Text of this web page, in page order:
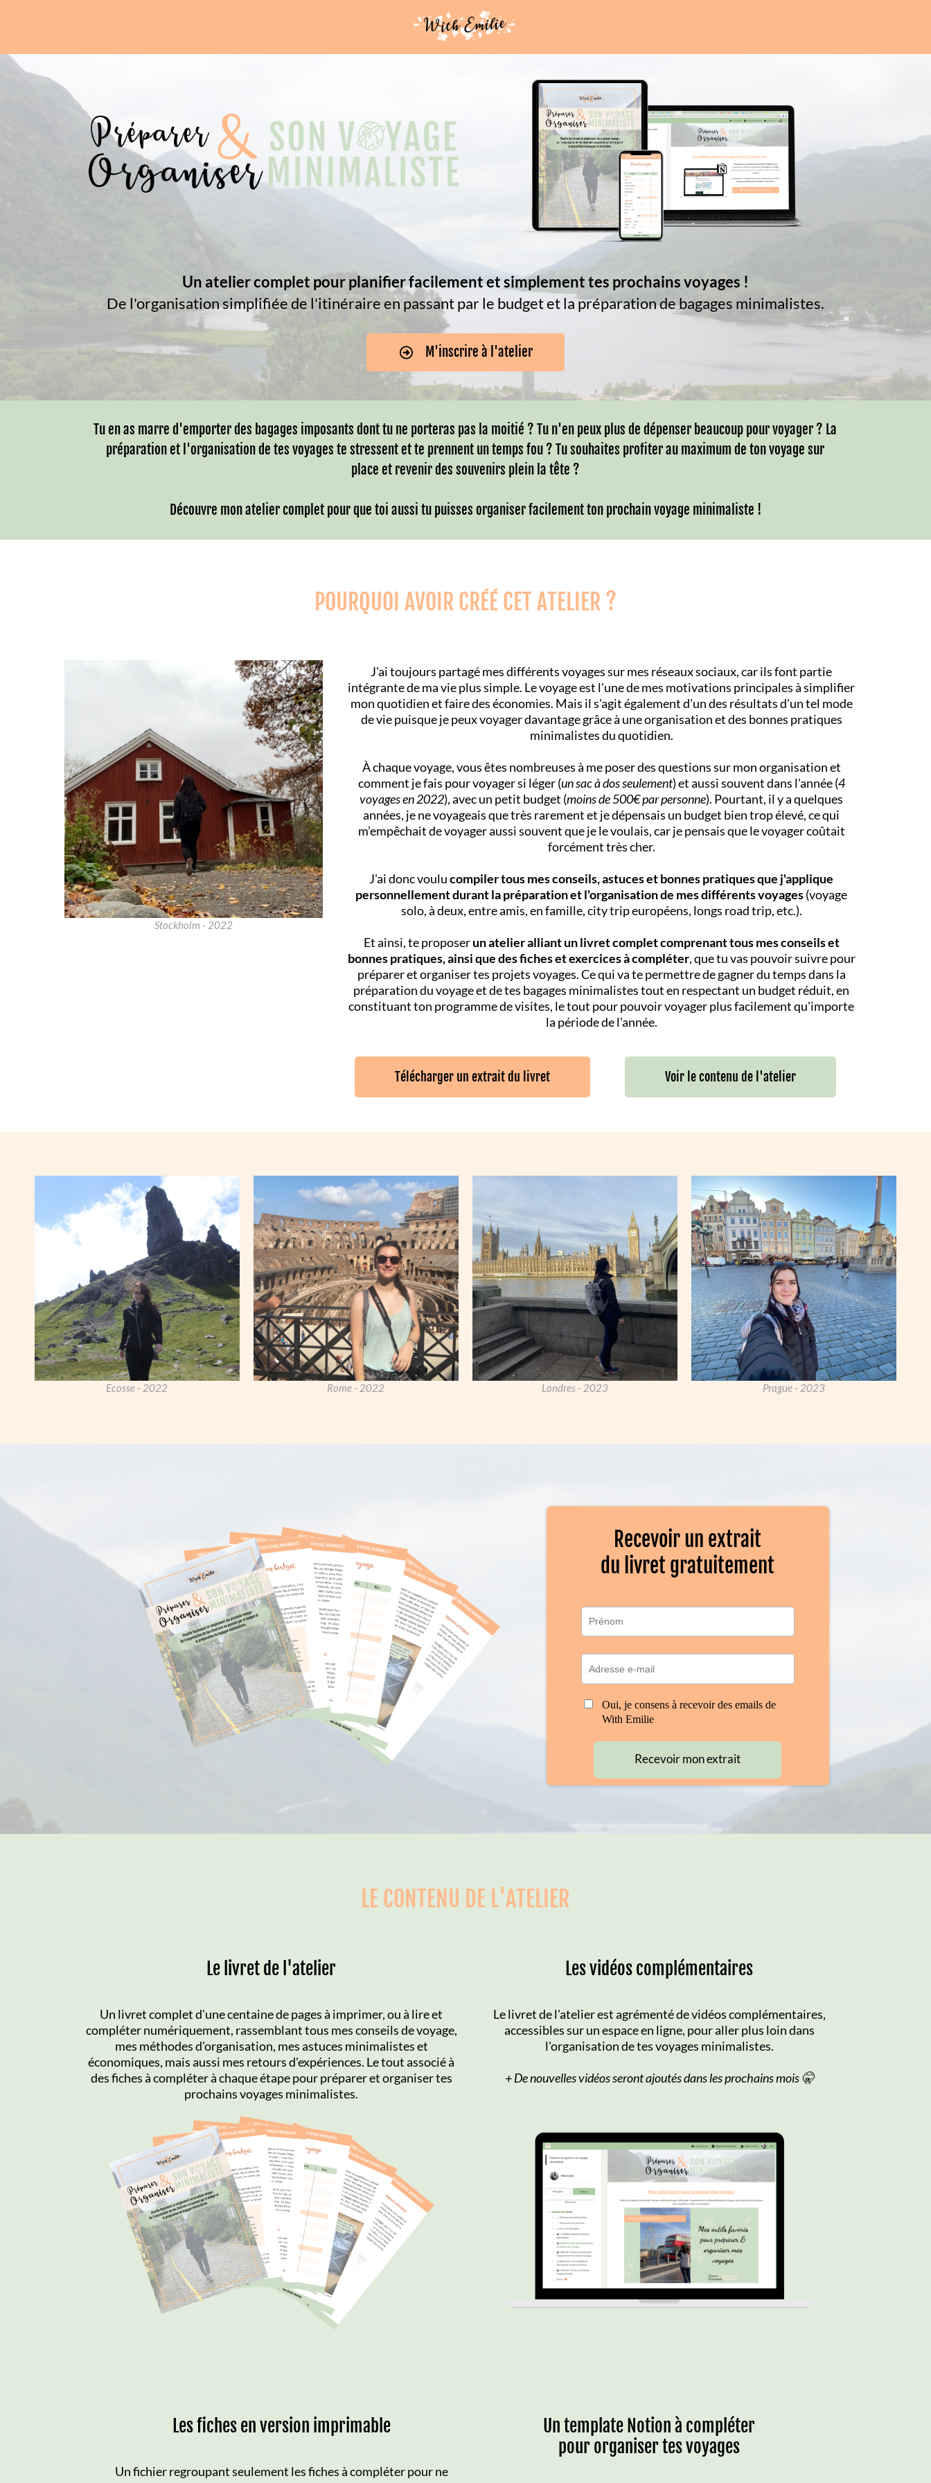
Un atelier complet pour planifier facilement et simplement tes prochains voyages !
De l'organisation simplifiée de l'itinéraire en passant par le budget et la préparation de bagages minimalistes.
M'inscrire à l'atelier
Tu en as marre d'emporter des bagages imposants dont tu ne porteras pas la moitié ? Tu n'en peux plus de dépenser beaucoup pour voyager ? La
préparation et l'organisation de tes voyages te stressent et te prennent un temps fou ? Tu souhaites profiter au maximum de ton voyage sur
place et revenir des souvenirs plein la tête ?
Découvre mon atelier complet pour que toi aussi tu puisses organiser facilement ton prochain voyage minimaliste !
POURQUOI AVOIR CRÉÉ CET ATELIER ?
Stockholm - 2022
J'ai toujours partagé mes différents voyages sur mes réseaux sociaux, car ils font partie
intégrante de ma vie plus simple. Le voyage est l'une de mes motivations principales à simplifier
mon quotidien et faire des économies. Mais il s'agit également d'un des résultats d'un tel mode
de vie puisque je peux voyager davantage grâce à une organisation et des bonnes pratiques
minimalistes du quotidien.
À chaque voyage, vous êtes nombreuses à me poser des questions sur mon organisation et
comment je fais pour voyager si léger (un sac à dos seulement) et aussi souvent dans l'année (4
voyages en 2022), avec un petit budget (moins de 500€ par personne). Pourtant, il y a quelques
années, je ne voyageais que très rarement et je dépensais un budget bien trop élevé, ce qui
m'empêchait de voyager aussi souvent que je le voulais, car je pensais que le voyager coûtait
forcément très cher.
J'ai donc voulucompiler tous mes conseils, astuces et bonnes pratiques que j'applique
personnellement durant la préparation et l'organisation de mes différents voyages(voyage
solo, à deux, entre amis, en famille, city trip européens, longs road trip, etc.).
Et ainsi, te proposerun atelier alliant un livret complet comprenant tous mes conseils et
bonnes pratiques, ainsi que des fiches et exercices à compléter, que tu vas pouvoir suivre pour
préparer et organiser tes projets voyages. Ce qui va te permettre de gagner du temps dans la
préparation du voyage et de tes bagages minimalistes tout en respectant un budget réduit, en
constituant ton programme de visites, le tout pour pouvoir voyager plus facilement qu'importe
la période de l'année.
Télécharger un extrait du livret Voir le contenu de l'atelier
Ecosse - 2022 Rome - 2022 Londres - 2023 Prague - 2023
Recevoir un extrait
du livret gratuitement
Oui, je consens à recevoir des emails de
With Emilie
Recevoir mon extrait
LE CONTENU DE L'ATELIER
Le livret de l'atelier
Un livret complet d'une centaine de pages à imprimer, ou à lire et
compléter numériquement, rassemblant tous mes conseils de voyage,
mes méthodes d'organisation, mes astuces minimalistes et
économiques, mais aussi mes retours d'expériences. Le tout associé à
des fiches à compléter à chaque étape pour préparer et organiser tes
prochains voyages minimalistes.
Les vidéos complémentaires
Le livret de l'atelier est agrémenté de vidéos complémentaires,
accessibles sur un espace en ligne, pour aller plus loin dans
l'organisation de tes voyages minimalistes.
+ De nouvelles vidéos seront ajoutés dans les prochains mois 🤫
Les fiches en version imprimable
Un fichier regroupant seulement les fiches à compléter pour ne
Un template Notion à compléter
pour organiser tes voyages